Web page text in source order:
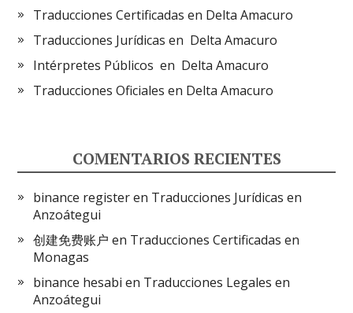
Traducciones Certificadas en Delta Amacuro
Traducciones Jurídicas en Delta Amacuro
Intérpretes Públicos en Delta Amacuro
Traducciones Oficiales en Delta Amacuro
COMENTARIOS RECIENTES
binance registeren Traducciones Jurídicas en
Anzoátegui
创建免费账户 en Traducciones Certificadas en
Monagas
binance hesabi en Traducciones Legales en
Anzoátegui